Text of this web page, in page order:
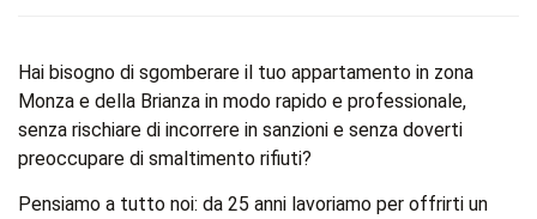
Hai bisogno di sgomberare il tuo appartamento in zona
Monza e della Brianza in modo rapido e professionale,
senza rischiare di incorrere in sanzioni e senza doverti
preoccupare di smaltimento rifiuti?
Pensiamo a tutto noi: da 25 anni lavoriamo per offrirti un